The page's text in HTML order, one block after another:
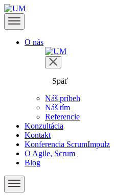
O nás
Späť
Náš príbeh
Náš tím
Referencie
Konzultácia
Kontakt
Konferencia ScrumImpulz
O Agile, Scrum
Blog